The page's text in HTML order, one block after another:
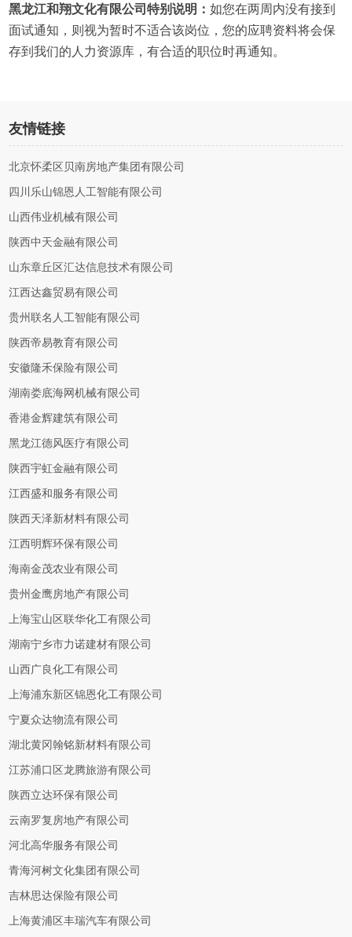
黑龙江和翔文化有限公司特别说明：如您在两周内没有接到
面试通知，则视为暂时不适合该岗位，您的应聘资料将会保
存到我们的人力资源库，有合适的职位时再通知。
友情链接
北京怀柔区贝南房地产集团有限公司
四川乐山锦恩人工智能有限公司
山西伟业机械有限公司
陕西中天金融有限公司
山东章丘区汇达信息技术有限公司
江西达鑫贸易有限公司
贵州联名人工智能有限公司
陕西帝易教育有限公司
安徽隆禾保险有限公司
湖南娄底海网机械有限公司
香港金辉建筑有限公司
黑龙江德风医疗有限公司
陕西宇虹金融有限公司
江西盛和服务有限公司
陕西天泽新材料有限公司
江西明辉环保有限公司
海南金茂农业有限公司
贵州金鹰房地产有限公司
上海宝山区联华化工有限公司
湖南宁乡市力诺建材有限公司
山西广良化工有限公司
上海浦东新区锦恩化工有限公司
宁夏众达物流有限公司
湖北黄冈翰铭新材料有限公司
江苏浦口区龙腾旅游有限公司
陕西立达环保有限公司
云南罗复房地产有限公司
河北高华服务有限公司
青海河树文化集团有限公司
吉林思达保险有限公司
上海黄浦区丰瑞汽车有限公司